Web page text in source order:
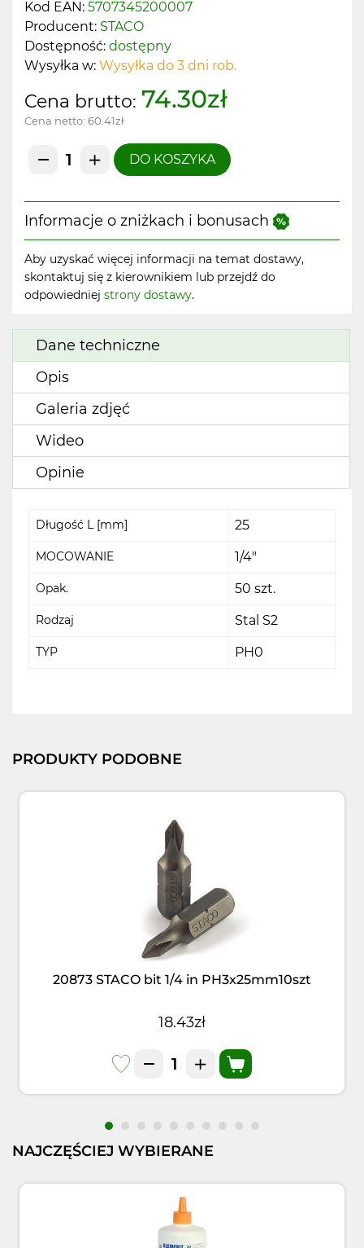
Kod EAN: 5707345200007
Producent: STACO
Dostępność: dostępny
Wysyłka w: Wysyłka do 3 dni rob.
Cena brutto: 74.30zł
Cena netto: 60.41zł
DO KOSZYKA
Informacje o zniżkach i bonusach
Aby uzyskać więcej informacji na temat dostawy,
skontaktuj się z kierownikiem lub przejdź do
odpowiedniej strony dostawy.
Dane techniczne
Opis
Galeria zdjęć
Wideo
Opinie
Długość L [mm] 25
MOCOWANIE 1/4"
Opak. 50 szt.
Rodzaj Stal S2
TYP PH0
PRODUKTY PODOBNE
20873 STACO bit 1/4 in PH3x25mm10szt
18.43zł
NAJCZĘŚCIEJ WYBIERANE